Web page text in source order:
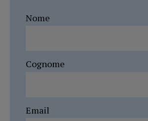
Nome
Cognome
Email